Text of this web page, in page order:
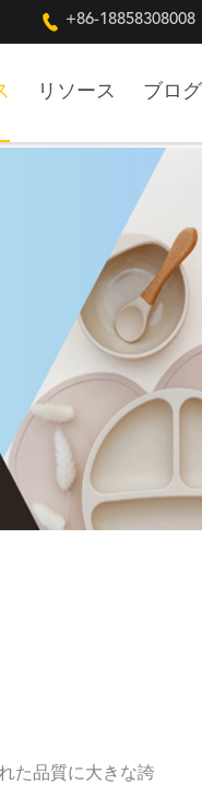
 +86-18858308008
リソース ブログ
た品質に大きな誇